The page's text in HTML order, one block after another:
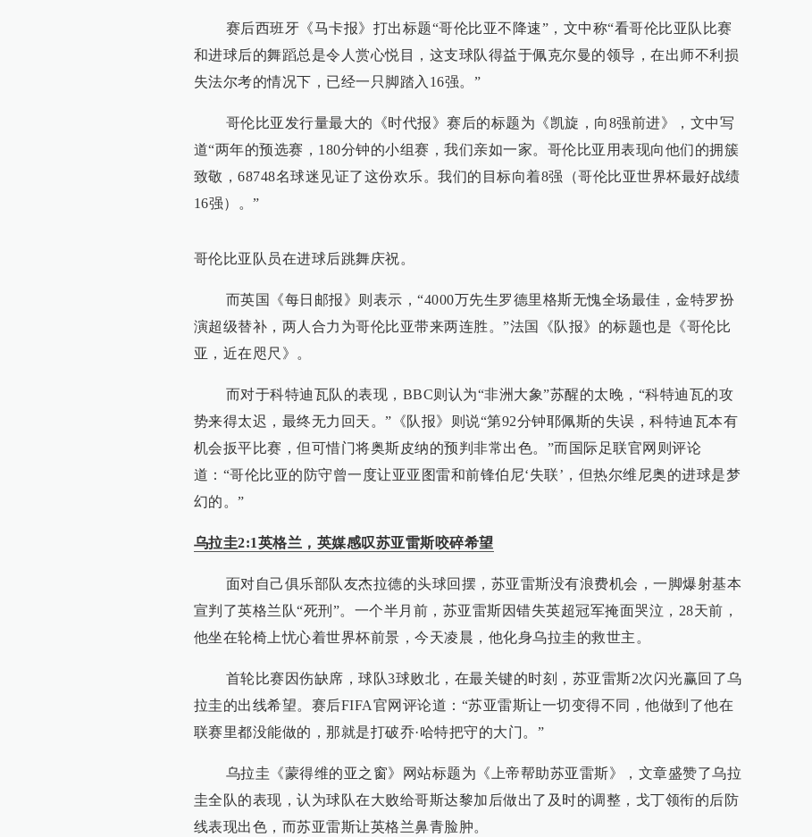
赛后西班牙《马卡报》打出标题“哥伦比亚不降速”，文中称“看哥伦比亚队比赛
和进球后的舞蹈总是令人赏心悦目，这支球队得益于佩克尔曼的领导，在出师不利损
失法尔考的情况下，已经一只脚踏入16强。”
哥伦比亚发行量最大的《时代报》赛后的标题为《凯旋，向8强前进》，文中写
道“两年的预选赛，180分钟的小组赛，我们亲如一家。哥伦比亚用表现向他们的拥簇
致敬，68748名球迷见证了这份欢乐。我们的目标向着8强（哥伦比亚世界杯最好战绩
16强）。”
哥伦比亚队员在进球后跳舞庆祝。
而英国《每日邮报》则表示，“4000万先生罗德里格斯无愧全场最佳，金特罗扮
演超级替补，两人合力为哥伦比亚带来两连胜。”法国《队报》的标题也是《哥伦比
亚，近在咫尺》。
而对于科特迪瓦队的表现，BBC则认为“非洲大象”苏醒的太晚，“科特迪瓦的攻
势来得太迟，最终无力回天。”《队报》则说“第92分钟耶佩斯的失误，科特迪瓦本有
机会扳平比赛，但可惜门将奥斯皮纳的预判非常出色。”而国际足联官网则评论
道：“哥伦比亚的防守曾一度让亚亚图雷和前锋伯尼‘失联’，但热尔维尼奥的进球是梦
幻的。”
乌拉圭2:1英格兰，英媒感叹苏亚雷斯咬碎希望
面对自己俱乐部队友杰拉德的头球回摆，苏亚雷斯没有浪费机会，一脚爆射基本
宣判了英格兰队“死刑”。一个半月前，苏亚雷斯因错失英超冠军掩面哭泣，28天前，
他坐在轮椅上忧心着世界杯前景，今天凌晨，他化身乌拉圭的救世主。
首轮比赛因伤缺席，球队3球败北，在最关键的时刻，苏亚雷斯2次闪光赢回了乌
拉圭的出线希望。赛后FIFA官网评论道：“苏亚雷斯让一切变得不同，他做到了他在
联赛里都没能做的，那就是打破乔·哈特把守的大门。”
乌拉圭《蒙得维的亚之窗》网站标题为《上帝帮助苏亚雷斯》，文章盛赞了乌拉
圭全队的表现，认为球队在大败给哥斯达黎加后做出了及时的调整，戈丁领衔的后防
线表现出色，而苏亚雷斯让英格兰鼻青脸肿。